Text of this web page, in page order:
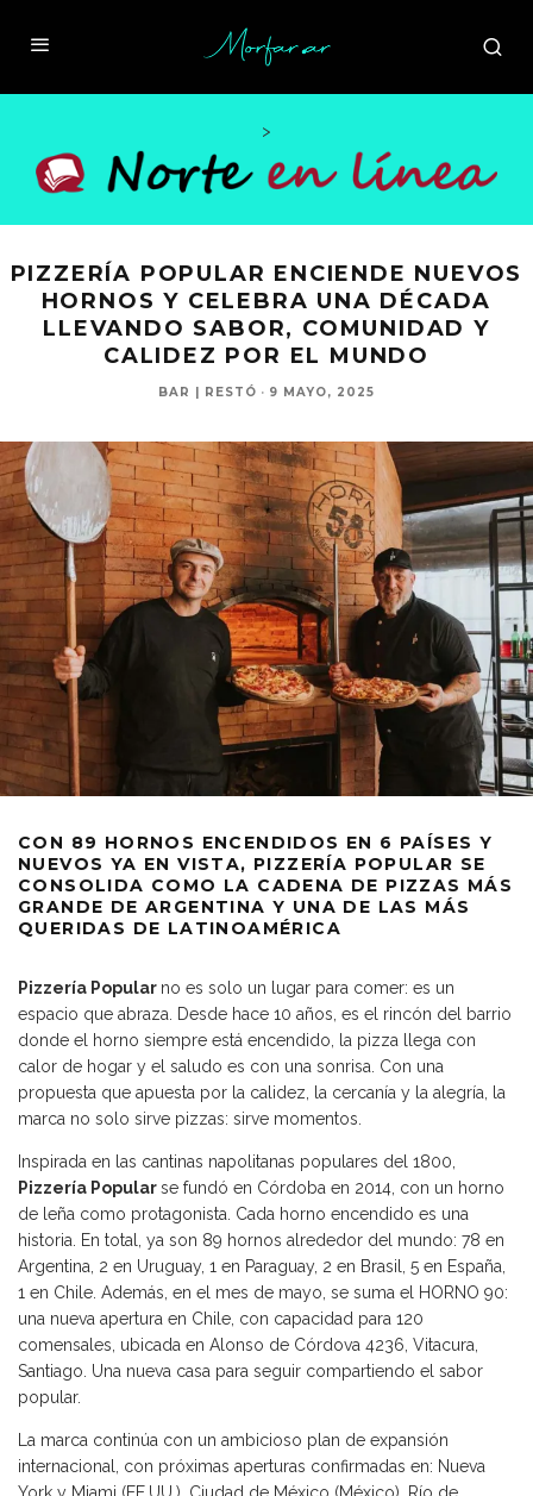
>
PIZZERÍA POPULAR ENCIENDE NUEVOS
HORNOS Y CELEBRA UNA DÉCADA
LLEVANDO SABOR, COMUNIDAD Y
CALIDEZ POR EL MUNDO
BAR | RESTÓ · 9 MAYO, 2025
CON 89 HORNOS ENCENDIDOS EN 6 PAÍSES Y
NUEVOS YA EN VISTA, PIZZERÍA POPULAR SE
CONSOLIDA COMO LA CADENA DE PIZZAS MÁS
GRANDE DE ARGENTINA Y UNA DE LAS MÁS
QUERIDAS DE LATINOAMÉRICA
Pizzería Popular no es solo un lugar para comer: es un
espacio que abraza. Desde hace 10 años, es el rincón del barrio
donde el horno siempre está encendido, la pizza llega con
calor de hogar y el saludo es con una sonrisa. Con una
propuesta que apuesta por la calidez, la cercanía y la alegría, la
marca no solo sirve pizzas: sirve momentos.
Inspirada en las cantinas napolitanas populares del 1800,
Pizzería Popularse fundó en Córdoba en 2014, con un horno
de leña como protagonista. Cada horno encendido es una
historia. En total, ya son 89 hornos alrededor del mundo: 78 en
Argentina, 2 en Uruguay, 1 en Paraguay, 2 en Brasil, 5 en España,
1 en Chile. Además, en el mes de mayo, se suma el HORNO 90:
una nueva apertura en Chile, con capacidad para 120
comensales, ubicada en Alonso de Córdova 4236, Vitacura,
Santiago. Una nueva casa para seguir compartiendo el sabor
popular.
La marca continúa con un ambicioso plan de expansión
internacional, con próximas aperturas confirmadas en: Nueva